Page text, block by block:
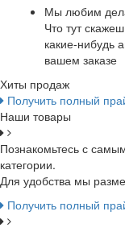
Мы любим
Что тут
какие-нибудь
вашем заказе
Хиты продаж
Получить полный
Наши товары
Познакомьтесь с
категории.
Для удобства мы
Получить полный